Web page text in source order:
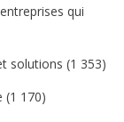
qui
solutions (1 353)
(1 170)